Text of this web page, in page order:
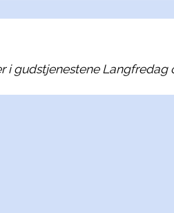
i gudstjenestene Langfredag